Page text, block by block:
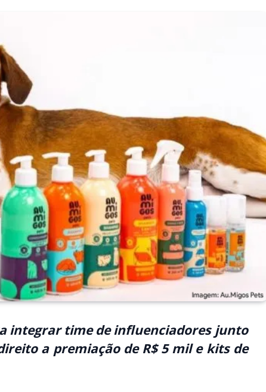
integrar time de influenciadores junto
a premiação de R$ 5 mil e kits de